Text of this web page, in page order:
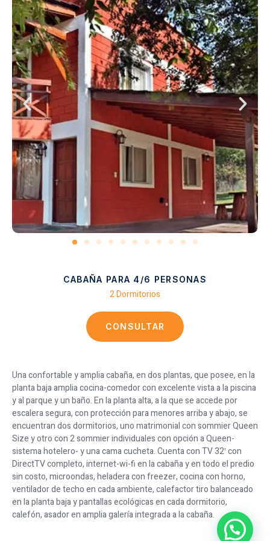
CABAÑA PARA 4/6 PERSONAS
2 Dormitorios
CONSULTAR
Una confortable y amplia cabaña, en dos plantas, que posee, en la
planta baja amplia cocina-comedor con excelente vista a la piscina
y al parque y un baño. En la planta alta, a la que se accede por
escalera segura, con protección para menores arriba y abajo, se
encuentran dos dormitorios, uno matrimonial con sommier Queen
Size y otro con 2 sommier individuales con opción a Queen-
sistema hotelero- y una cama cucheta. Cuenta con TV 32′ con
DirectTV completo, internet-wi-fi en la cabaña y en todo el predio
sin costo, microondas, heladera con freezer, cocina con horno,
ventilador de techo en cada ambiente, calefactor tiro balanceado
en la planta baja y pantallas ecológicas en cada dormitorio,
calefón, asador en amplia galería integrada a la cabaña.